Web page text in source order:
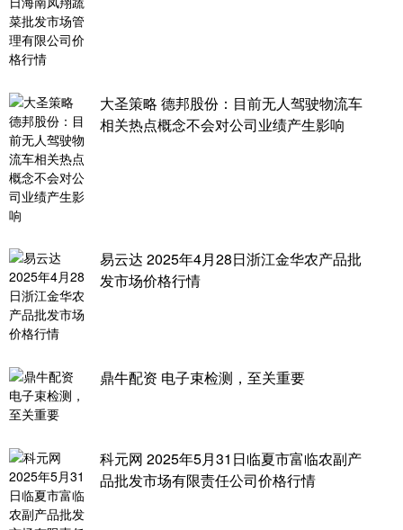
大圣策略 德邦股份：目前无人驾驶物流车
相关热点概念不会对公司业绩产生影响
易云达 2025年4月28日浙江金华农产品批
发市场价格行情
鼎牛配资 电子束检测，至关重要
科元网 2025年5月31日临夏市富临农副产
品批发市场有限责任公司价格行情